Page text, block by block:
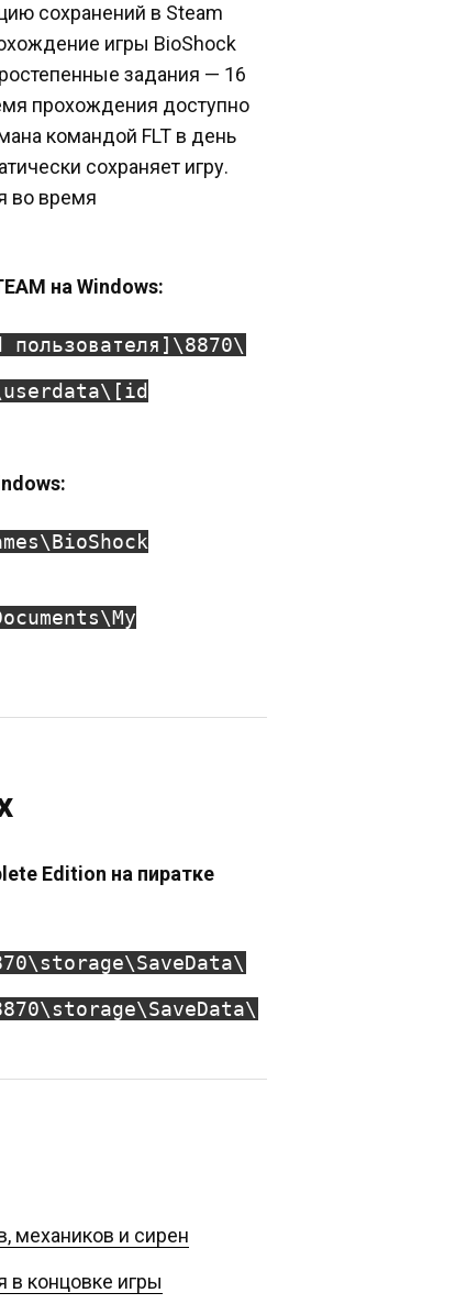
сохранений в Steam
игры BioShock
задания — 16
прохождения доступно
командой FLT в день
сохраняет игру.
во время
на Windows:
Edition на пиратке
механиков и сирен
концовке игры